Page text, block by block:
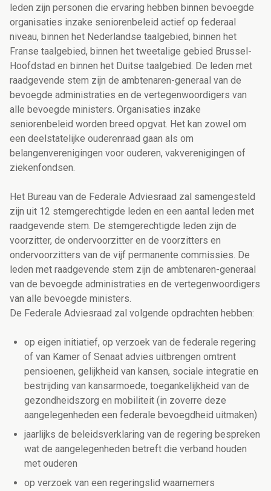
leden zijn personen die ervaring hebben binnen bevoegde
organisaties inzake seniorenbeleid actief op federaal
niveau, binnen het Nederlandse taalgebied, binnen het
Franse taalgebied, binnen het tweetalige gebied Brussel-
Hoofdstad en binnen het Duitse taalgebied. De leden met
raadgevende stem zijn de ambtenaren-generaal van de
bevoegde administraties en de vertegenwoordigers van
alle bevoegde ministers. Organisaties inzake
seniorenbeleid worden breed opgvat. Het kan zowel om
een deelstatelijke ouderenraad gaan als om
belangenverenigingen voor ouderen, vakverenigingen of
ziekenfondsen.
Het Bureau van de Federale Adviesraad zal samengesteld
zijn uit 12 stemgerechtigde leden en een aantal leden met
raadgevende stem. De stemgerechtigde leden zijn de
voorzitter, de ondervoorzitter en de voorzitters en
ondervoorzitters van de vijf permanente commissies. De
leden met raadgevende stem zijn de ambtenaren-generaal
van de bevoegde administraties en de vertegenwoordigers
van alle bevoegde ministers.
De Federale Adviesraad zal volgende opdrachten hebben:
op eigen initiatief, op verzoek van de federale regering
of van Kamer of Senaat advies uitbrengen omtrent
pensioenen, gelijkheid van kansen, sociale integratie en
bestrijding van kansarmoede, toegankelijkheid van de
gezondheidszorg en mobiliteit (in zoverre deze
aangelegenheden een federale bevoegdheid uitmaken)
jaarlijks de beleidsverklaring van de regering bespreken
wat de aangelegenheden betreft die verband houden
met ouderen
op verzoek van een regeringslid waarnemers